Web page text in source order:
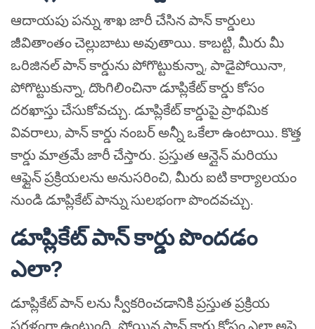
ఆదాయపు పన్ను శాఖ జారీ చేసిన పాన్ కార్డులు
జీవితాంతం చెల్లుబాటు అవుతాయి. కాబట్టి, మీరు మీ
ఒరిజినల్ పాన్ కార్డును పోగొట్టుకున్నా, పాడైపోయినా,
పోగొట్టుకున్నా, దొంగిలించినా డూప్లికేట్ కార్డు కోసం
దరఖాస్తు చేసుకోవచ్చు. డూప్లికేట్ కార్డుపై ప్రాథమిక
వివరాలు, పాన్ కార్డు నంబర్ అన్నీ ఒకేలా ఉంటాయి. కొత్త
కార్డు మాత్రమే జారీ చేస్తారు. ప్రస్తుత ఆన్లైన్ మరియు
ఆఫ్లైన్ ప్రక్రియలను అనుసరించి, మీరు ఐటి కార్యాలయం
నుండి డూప్లికేట్ పాన్ను సులభంగా పొందవచ్చు.
డూప్లికేట్ పాన్ కార్డు పొందడం
ఎలా?
డూప్లికేట్ పాన్ లను స్వీకరించడానికి ప్రస్తుత ప్రక్రియ
సరళంగా ఉంటుంది. పోయిన పాన్ కార్డు కోసం ఎలా అప్లై